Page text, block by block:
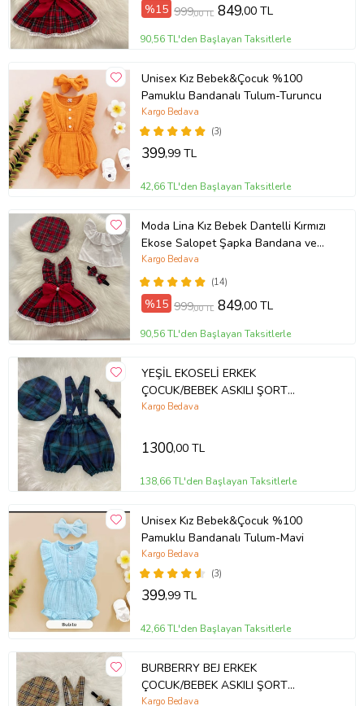
%15 999,00 TL 849,00 TL
90,56 TL'den Başlayan Taksitlerle
Unisex Kız Bebek&Çocuk %100
Pamuklu Bandanalı Tulum-Turuncu
(3)
Kargo Bedava
399,99 TL
42,66 TL'den Başlayan Taksitlerle
Moda Lina Kız Bebek Dantelli Kırmızı
Ekose Salopet Şapka Bandana ve
Bluz Set
(14)
Kargo Bedava
%15 999,00 TL 849,00 TL
90,56 TL'den Başlayan Taksitlerle
YEŞİL EKOSELİ ERKEK
ÇOCUK/BEBEK ASKILI ŞORT
SALOPET & RESSAM ŞAPKASI &
DOĞUM GÜNÜ KIYAFETİ
Kargo Bedava
1300,00 TL
138,66 TL'den Başlayan Taksitlerle
Unisex Kız Bebek&Çocuk %100
Pamuklu Bandanalı Tulum-Mavi
(3)
Kargo Bedava
399,99 TL
42,66 TL'den Başlayan Taksitlerle
BURBERRY BEJ ERKEK
ÇOCUK/BEBEK ASKILI ŞORT
SALOPET & RESSAM ŞAPKASI &
Kargo Bedava